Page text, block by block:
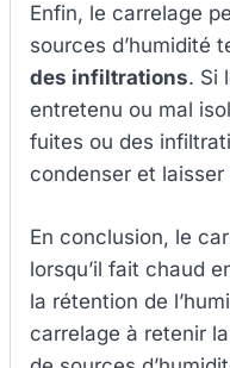
Enfin, le carrelage
sources d’humidité
des infiltrations. Si
entretenu ou mal
fuites ou des
condenser et laisser
En conclusion, le
lorsqu’il fait chaud
la rétention de
carrelage à retenir